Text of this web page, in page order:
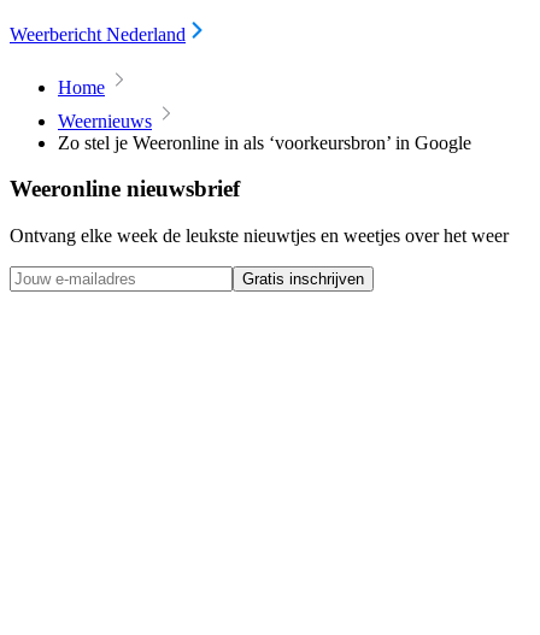
Weerbericht Nederland
Home
Weernieuws
Zo stel je Weeronline in als ‘voorkeursbron’ in Google
Weeronline nieuwsbrief
Ontvang elke week de leukste nieuwtjes en weetjes over het weer
Gratis inschrijven